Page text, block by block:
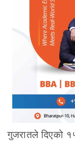
गुजरातले दिएको